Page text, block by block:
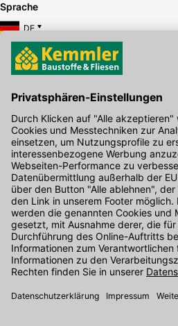
Sprache
DE
Hier gibt's die kostenlose App
Kontakt
Unser Onlineshop Team ist montags
Uhr unter der Telefonnummer07071 /
Alternativ können Sie unser
Den Kontakt direkt in unsere